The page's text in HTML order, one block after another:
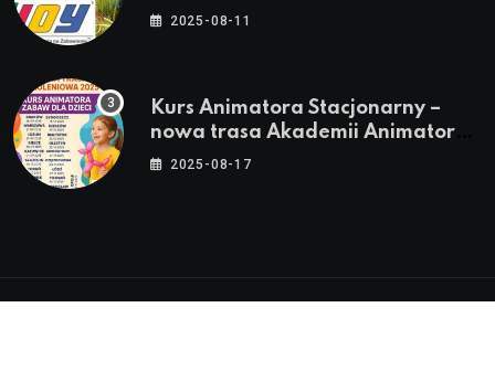
zestawy do baniek
2025-08-11
Kurs Animatora Stacjonarny –
nowa trasa Akademii Animatora
– jesień 2025
2025-08-17